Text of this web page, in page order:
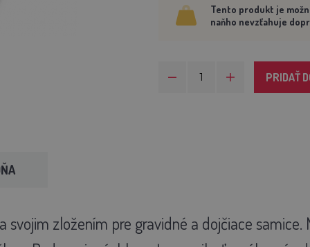
Tento produkt je
naňho nevzťahuje
PRIDAŤ
svojim zložením pre gravidné a dojčiace